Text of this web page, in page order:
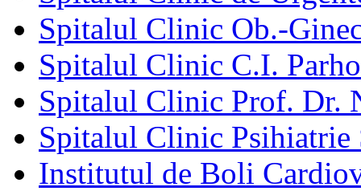
Spitalul Clinic Ob.-
Spitalul Clinic C.I.
Spitalul Clinic Prof. Dr.
Spitalul Clinic Psihiatrie
Institutul de Boli